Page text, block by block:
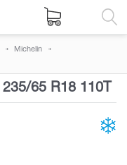
Michelin
235/65 R18 110T